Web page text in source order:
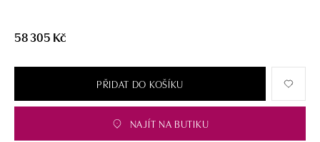
58 305 Kč
PŘIDAT DO KOŠÍKU
NAJÍT NA BUTIKU